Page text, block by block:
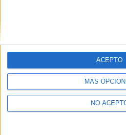
MÁS
NO
ACEPTO
Quiénes somos|
Aviso legal|Politica de privacidad|
de cookies
© 2003-2026
Compás Mediterráneo